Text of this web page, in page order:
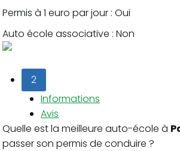
Permis à 1 euro par jour : Oui
Auto école associative : Non
2
Informations
Avis
Quelle est la meilleure auto-école à
passer son permis de conduire ?